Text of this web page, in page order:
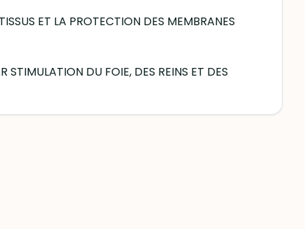
ET LA PROTECTION DES MEMBRANES
STIMULATION DU FOIE, DES REINS ET DES